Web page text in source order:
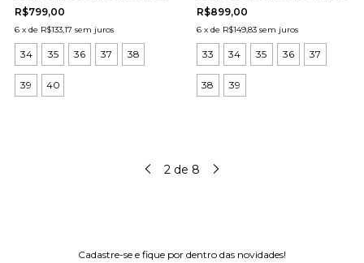
R$799,00
6 x de R$133,17 sem juros
34 35 36 37 38
39 40
R$899,00
6 x de R$149,83 sem juros
33 34 35 36 37
38 39
2 de 8
Cadastre-se e fique por dentro das novidades!